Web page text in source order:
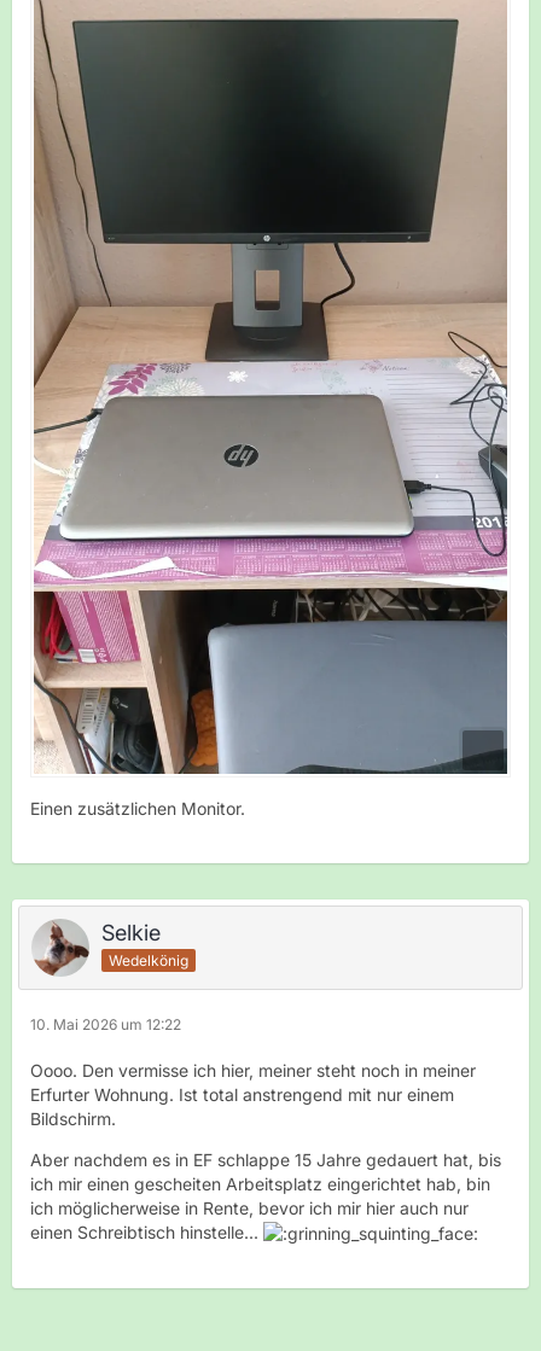
Einen zusätzlichen Monitor.
Selkie
Wedelkönig
10. Mai 2026 um 12:22
Oooo. Den vermisse ich hier, meiner steht noch in meiner
Erfurter Wohnung. Ist total anstrengend mit nur einem
Bildschirm.
Aber nachdem es in EF schlappe 15 Jahre gedauert hat, bis
ich mir einen gescheiten Arbeitsplatz eingerichtet hab, bin
ich möglicherweise in Rente, bevor ich mir hier auch nur
einen Schreibtisch hinstelle...